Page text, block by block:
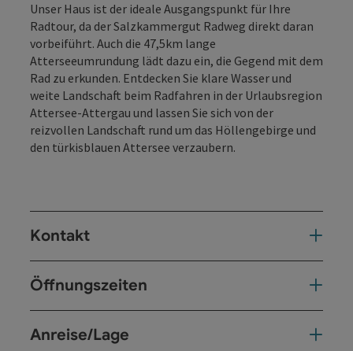
Unser Haus ist der ideale Ausgangspunkt für Ihre
Radtour, da der Salzkammergut Radweg direkt daran
vorbeiführt. Auch die 47,5km lange
Atterseeumrundung lädt dazu ein, die Gegend mit dem
Rad zu erkunden. Entdecken Sie klare Wasser und
weite Landschaft beim Radfahren in der Urlaubsregion
Attersee-Attergau und lassen Sie sich von der
reizvollen Landschaft rund um das Höllengebirge und
den türkisblauen Attersee verzaubern.
Kontakt
Öffnungszeiten
Anreise/Lage